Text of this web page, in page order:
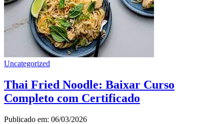
Uncategorized
Thai Fried Noodle: Baixar Curso
Completo com Certificado
Publicado em: 06/03/2026